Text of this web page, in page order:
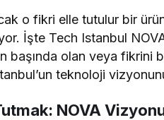
o fikri elle tutulur bir
İşte Tech Istanbul
başında olan veya fikrini
teknoloji
NOVA